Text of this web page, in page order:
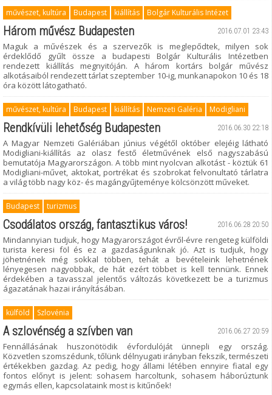
művészet, kultúra Budapest kiállítás Bolgár Kulturális Intézet
2016.07.01 23:43
Három művész Budapesten
Maguk a művészek és a szervezők is meglepődtek, milyen sok
érdeklődő gyűlt össze a budapesti Bolgár Kulturális Intézetben
rendezett kiállítás megnyitóján. A három kortárs bolgár művész
alkotásaiból rendezett tárlat szeptember 10-ig, munkanapokon 10 és 18
óra között látogatható.
művészet, kultúra Budapest kiállítás Nemzeti Galéria Modigliani
2016.06.30 22:18
Rendkívüli lehetőség Budapesten
A Magyar Nemzeti Galériában június végétől október elejéig látható
Modigliani-kiállítás az olasz festő életművének első nagyszabású
bemutatója Magyarországon. A több mint nyolcvan alkotást - köztük 61
Modigliani-művet, aktokat, portrékat és szobrokat felvonultató tárlatra
a világ több nagy köz- és magángyűjteménye kölcsönzött műveket.
Budapest turizmus
2016.06.28 20:50
Csodálatos ország, fantasztikus város!
Mindannyian tudjuk, hogy Magyarországot évről-évre rengeteg külföldi
turista keresi föl és ez a gazdaságunknak jó. Azt is tudjuk, hogy
jöhetnének még sokkal többen, tehát a bevételeink lehetnének
lényegesen nagyobbak, de hát ezért többet is kell tennünk. Ennek
érdekében a tavasszal jelentős változás következett be a turizmus
ágazatának hazai irányításában.
külföld Szlovénia
2016.06.27 20:59
A szlovénség a szívben van
Fennállásának huszonötödik évfordulóját ünnepli egy ország.
Közvetlen szomszédunk, tőlünk délnyugati irányban fekszik, természeti
értékekben gazdag. Az pedig, hogy állami létében ennyire fiatal egy
fontos előnyt is jelent: sohasem harcoltunk, sohasem háborúztunk
egymás ellen, kapcsolataink most is kitűnőek!